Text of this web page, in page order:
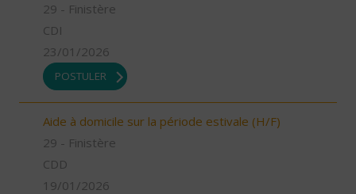
29 - Finistère
CDI
23/01/2026
POSTULER
Aide à domicile sur la période estivale (H/F)
29 - Finistère
CDD
19/01/2026